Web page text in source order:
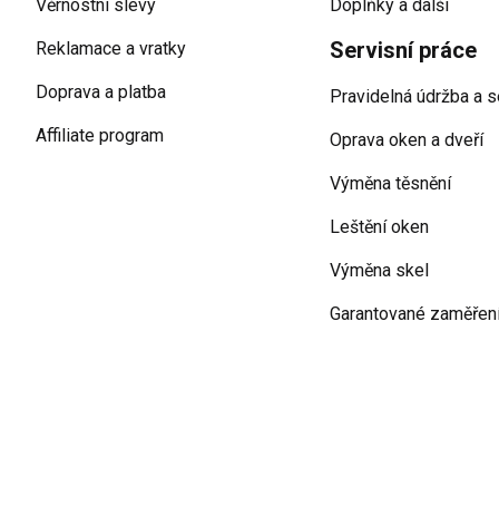
Věrnostní slevy
Reklamace a vratky
Doprava a platba
Affiliate program
Doplňky a další
Servisní práce
Pravidelná údržba a
Oprava oken a dveří
Výměna těsnění
Leštění oken
Výměna skel
Garantované